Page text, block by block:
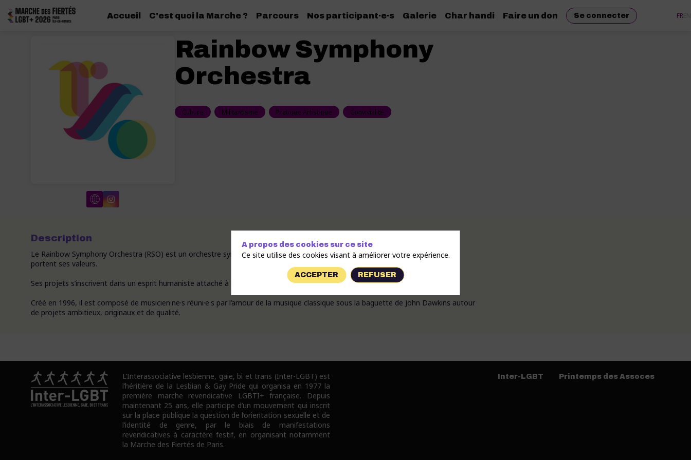
Accueil C'est quoi la Marche ? Parcours Nos participant·e·s Galerie Char handi Faire un don Se connecter FR
Rainbow Symphony
Orchestra
Culture Militantisme Pratique Artistique Convivialité
Description
Le Rainbow Symphony Orchestra (RSO) est un orchestre symphonique associatif LGBTQI+, ouvert à toutes les personnes qui
portent ses valeurs.
Ses projets s’inscrivent dans un esprit humaniste attaché à la tolérance et au respect des droits et des libertés de chacun·e.
Créé en 1996, il est composé de musicien·ne·s réuni·e·s par l’amour de la musique classique sous la baguette de John Dawkins autour
de projets ambitieux, originaux et de qualité.
L’Interassociative lesbienne, gaie, bi et trans (Inter-LGBT) est
l’héritière de la Lesbian & Gay Pride qui organisa en 1977 la
première marche revendicative LGBTI+ française. Depuis
maintenant 25 ans, elle participe d’un mouvement qui inscrit
sur la place publique la question de l’orientation sexuelle et de
l’identité de genre, par le biais de manifestations
revendicatives à caractère festif, en organisant notamment
la Marche des Fiertés de Paris.
Inter-LGBT Printemps des Assoces
A propos des cookies sur ce site
Ce site utilise des cookies visant à améliorer votre expérience.
ACCEPTER REFUSER